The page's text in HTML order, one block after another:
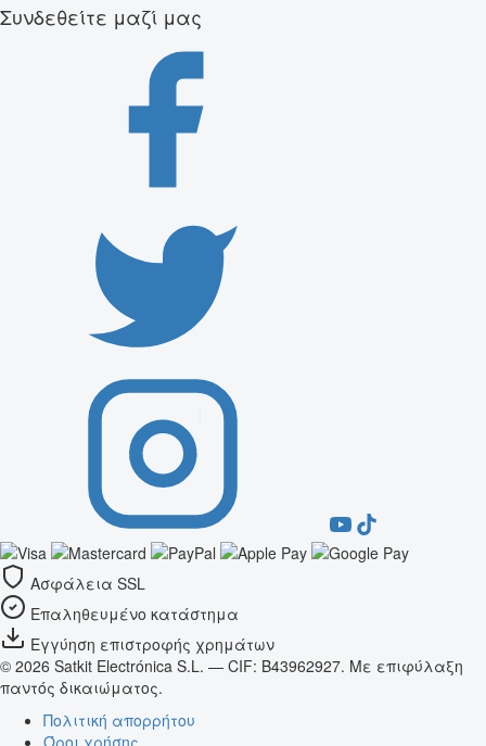
Συνδεθείτε μαζί μας
Ασφάλεια SSL
Επαληθευμένο κατάστημα
Εγγύηση επιστροφής χρημάτων
© 2026 Satkit Electrónica S.L. — CIF: B43962927. Με επιφύλαξη
παντός δικαιώματος.
Πολιτική απορρήτου